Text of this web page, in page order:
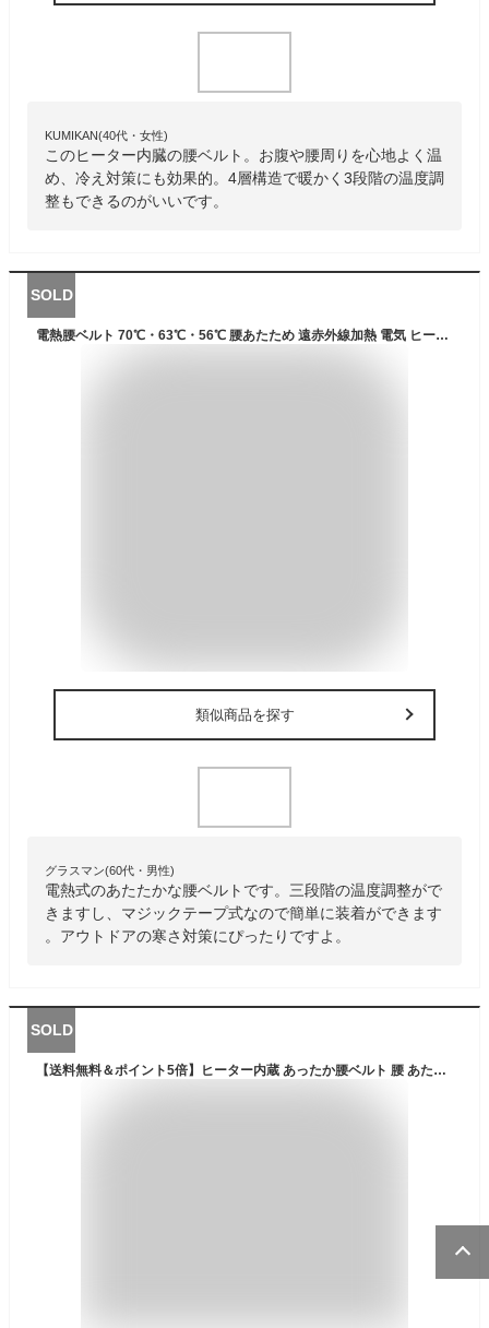
KUMIKAN(40代・女性)
このヒーター内臓の腰ベルト。お腹や腰周りを心地よく温
め、冷え対策にも効果的。4層構造で暖かく3段階の温度調
整もできるのがいいです。
SOLD
電熱腰ベルト 70℃・63℃・56℃ 腰あたため 遠赤外線加熱 電気 ヒーター パッド 腹巻き 腰用 サポーター 自宅 オフィス 車 マジックテープ S/L/2XL ブラック
類似商品を探す
グラスマン(60代・男性)
電熱式のあたたかな腰ベルトです。三段階の温度調整がで
きますし、マジックテープ式なので簡単に装着ができます
。アウトドアの寒さ対策にぴったりですよ。
SOLD
【送料無料＆ポイント5倍】ヒーター内蔵 あったか腰ベルト 腰 あたため 腰 温める グッズ 電気 お腹 腰ベルト 腹巻 暖かい 腰用 腰 ベルト あったか ぽかぽか お腹まわり 冬 寒さ対策 冷え対策 PC モバイルバッテリー USB ポケット オフィス 腹巻き はらまき ウォーマー 起毛